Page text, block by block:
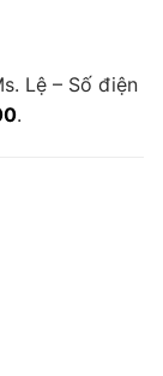
Lệ – Số điện
.